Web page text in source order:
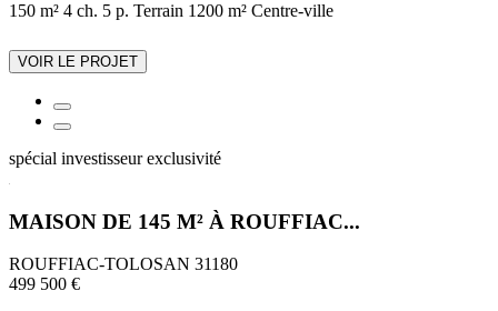
150 m² 4 ch. 5 p. Terrain 1200 m² Centre-ville
VOIR LE PROJET
spécial investisseur exclusivité
MAISON DE 145 M² À ROUFFIAC...
ROUFFIAC-TOLOSAN 31180
499 500 €